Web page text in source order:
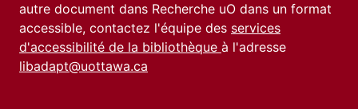
autre document dans Recherche uO dans un format
accessible, contactez l'équipe des services
d'accessibilité de la bibliothèque à l'adresse
libadapt@uottawa.ca